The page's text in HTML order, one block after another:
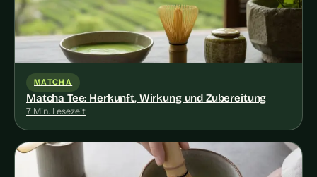
MATCHA
Matcha Tee: Herkunft, Wirkung und Zubereitung
7 Min. Lesezeit